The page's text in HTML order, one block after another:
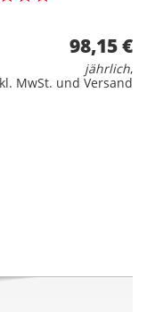
98,15 €
jährlich,
MwSt. und Versand